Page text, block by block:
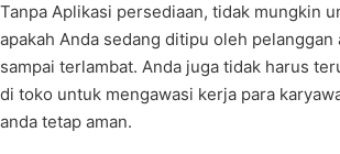
Tanpa Aplikasi persediaan, tidak mungkin
apakah Anda sedang ditipu oleh pelanggan
sampai terlambat. Anda juga tidak harus
di toko untuk mengawasi kerja para
anda tetap aman.